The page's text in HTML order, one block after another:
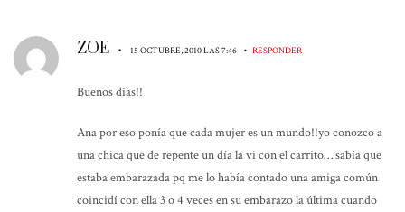
ZOE • 15 OCTUBRE, 2010 LAS 7:46 • RESPONDER
Buenos días!!
Ana por eso ponía que cada mujer es un mundo!!yo conozco a
una chica que de repente un día la vi con el carrito… sabía que
estaba embarazada pq me lo había contado una amiga común
coincidí con ella 3 o 4 veces en su embarazo la última cuando